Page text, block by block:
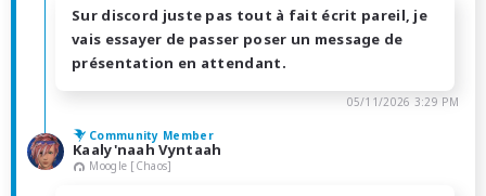
Sur discord juste pas tout à fait écrit pareil, je
vais essayer de passer poser un message de
présentation en attendant.
05/11/2026 3:29 PM
Community Member
Kaaly'naah Vyntaah
Moogle [Chaos]